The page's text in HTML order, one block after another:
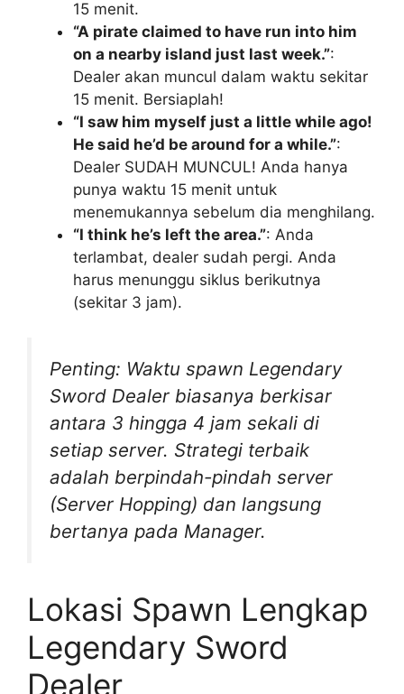
15 menit.
“A pirate claimed to have run into him
on a nearby island just last week.”:
Dealer akan muncul dalam waktu sekitar
15 menit. Bersiaplah!
“I saw him myself just a little while ago!
He said he’d be around for a while.”:
Dealer SUDAH MUNCUL! Anda hanya
punya waktu 15 menit untuk
menemukannya sebelum dia menghilang.
“I think he’s left the area.”: Anda
terlambat, dealer sudah pergi. Anda
harus menunggu siklus berikutnya
(sekitar 3 jam).
Penting: Waktu spawn Legendary
Sword Dealer biasanya berkisar
antara 3 hingga 4 jam sekali di
setiap server. Strategi terbaik
adalah berpindah-pindah server
(Server Hopping) dan langsung
bertanya pada Manager.
Lokasi Spawn Lengkap
Legendary Sword
Dealer